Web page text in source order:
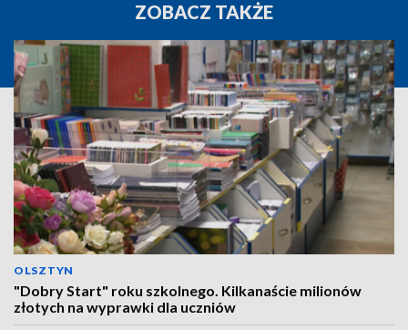
ZOBACZ TAKŻE
OLSZTYN
"Dobry Start" roku szkolnego. Kilkanaście milionów
złotych na wyprawki dla uczniów